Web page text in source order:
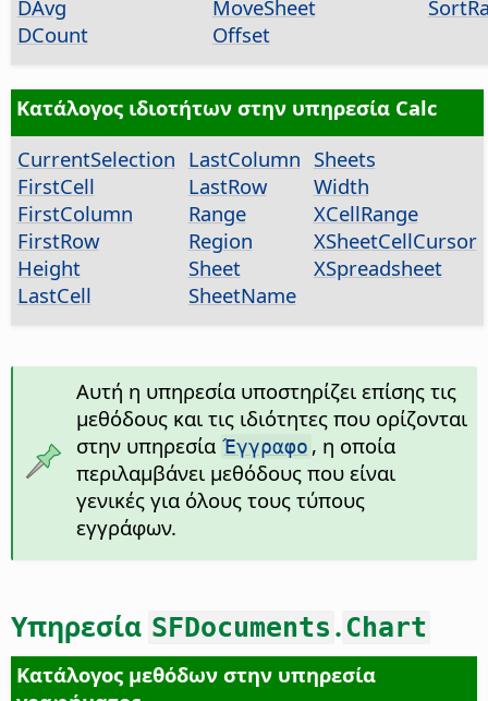
DAvg
DCount
MoveSheet
Offset
Κατάλογος ιδιοτήτων στην υπηρεσία Calc
CurrentSelection
FirstCell
FirstColumn
FirstRow
Height
LastCell
LastColumn
LastRow
Range
Region
Sheet
SheetName
Sheets
Width
XCellRange
XSheetCellCursor
XSpreadsheet
Αυτή η υπηρεσία υποστηρίζει επίσης τις
μεθόδους και τις ιδιότητες που ορίζονται
στην υπηρεσία Έγγραφο , η οποία
περιλαμβάνει μεθόδους που είναι
γενικές για όλους τους τύπους
εγγράφων.
Υπηρεσία SFDocuments .Chart
Κατάλογος μεθόδων στην υπηρεσία